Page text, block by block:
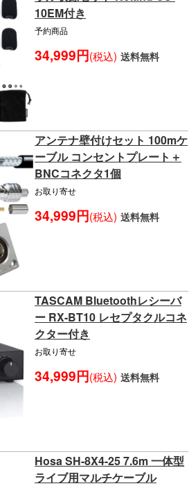
10EM付き
予約商品
34,999円(税込) 送料無料
アンテナ壁付けセット 100mケ
ーブル コンセントプレート＋
BNCコネクタ1個
お取り寄せ
34,999円(税込) 送料無料
TASCAM Bluetoothレシーバ
ー RX-BT10 レセプタクルコネ
クター付き
お取り寄せ
34,999円(税込) 送料無料
Hosa SH-8X4-25 7.6m 一体型
ライブ用マルチケーブル